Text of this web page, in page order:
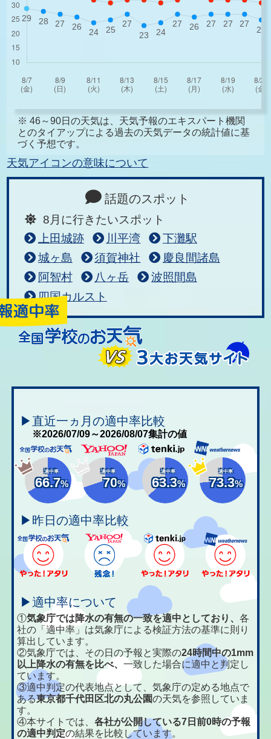
※ 46～90日の天気は、天気予報のエキスパート機関
とのタイアップによる過去の天気データの統計値に基
づく予想です。
天気アイコンの意味について
話題のスポット
8月に行きたいスポット
上田城跡
川平湾
下灘駅
城ヶ島
須賀神社
慶良間諸島
阿智村
八ヶ岳
波照間島
四国カルスト
▶直近一ヵ月の適中率比較
※2026/07/09～2026/08/07集計の値
適中率
66.7%
適中率
70%
適中率
63.3%
適中率
73.3%
▶昨日の適中率比較
▶適中率について
①気象庁では降水の有無の一致を適中としており、各
社の「適中率」は気象庁による検証方法の基準に則り
算出しています。
②気象庁では、その日の予報と実際の24時間中の1mm
以上降水の有無を比べ、一致した場合に適中と判定し
ています。
③適中判定の代表地点として、気象庁の定める地点で
ある東京都千代田区北の丸公園の天気を参照していま
す。
④本サイトでは、各社が公開している7日前0時の予報
の適中判定の結果を比較しています。